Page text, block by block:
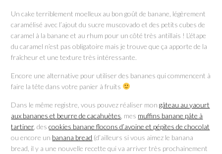
Un cake terriblement moelleux au bon goût de banane, légèrement
caramélisé avec l’ajout du sucre muscovado et des petits cubes de
caramel à la banane et au rhum pour un côté très antillais ! L’étape
du caramel n’est pas obligatoire mais je trouve que ça apporte de la
fraîcheur et une texture très intéressante.
Encore une alternative pour utiliser des bananes qui commencent à
faire la tête dans votre panier à fruits
Dans le même registre, vous pouvez réaliser mongâteau au yaourt
aux bananes et beurre de cacahuètes , mes muffins banane pâte à
tartiner, descookies banane flocons d’avoine et pépites de chocolat
ou encore un banana bread (d’ailleurs si vous aimez le banana
bread, il y a une nouvelle recette qui va arriver très prochainement